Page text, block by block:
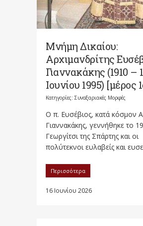
Μνήμη Δικαίου:
Αρχιμανδρίτης
Γιαννακάκης (1910 –
Ιουνίου 1995) [μέρος
Κατηγορίες: Συναξαριακές Μορφές
Ο π. Ευσέβιος, κατά κόσμον
Γιαννακάκης, γεννήθηκε το
Γεωργίτσι της Σπάρτης και οι
πολύτεκνοι ευλαβείς και
Περισσότερα
16 Ιουνίου 2026